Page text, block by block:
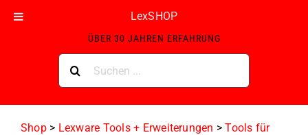
LexSHOP
ZERTIFIZIERTER LEXWARE GOLD-PARTNER MIT
ÜBER 30 JAHREN ERFAHRUNG
nach:
Shop> Lexware Tools + Erweiterungen >Tools für